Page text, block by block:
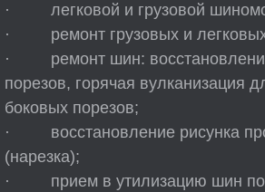
· легковой и грузовой
· ремонт грузовых и
· ремонт шин:
порезов, горячая вулканизация
боковых порезов;
· восстановление рисунка
(нарезка);
· прием в утилизацию шин